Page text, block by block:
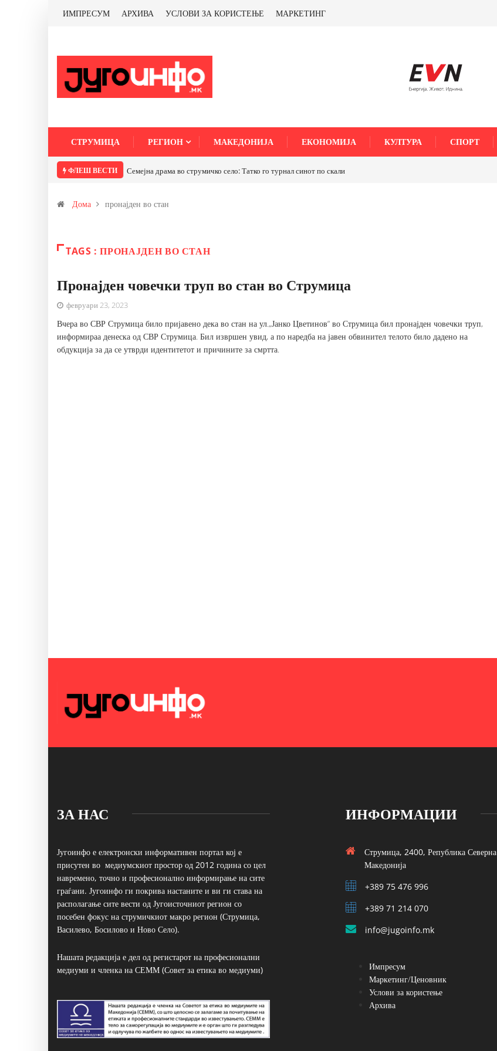
ИМПРЕСУМ АРХИВА УСЛОВИ ЗА КОРИСТЕЊЕ МАРКЕТИНГ
СТРУМИЦА РЕГИОН МАКЕДОНИЈА ЕКОНОМИЈА КУЛТУРА СПОРТ
ФЛЕШ ВЕСТИ Семејна драма во струмичко село: Татко го турнал синот по скали
Дома пронајден во стан
TAGS : ПРОНАЈДЕН ВО СТАН
Пронајден човечки труп во стан во Струмица
февруари 23, 2023
Вчера во СВР Струмица било пријавено дека во стан на ул.„Јанко Цветинов“ во Струмица бил пронајден човечки труп,
информираа денеска од СВР Струмица. Бил извршен увид, а по наредба на јавен обвинител телото било дадено на
обдукција за да се утврди идентитетот и причините за смртта.
ЗА НАС
Југоинфо е електронски информативен портал кој е
присутен во медиумскиот простор од 2012 година со цел
навремено, точно и професионално информирање на сите
граѓани. Југоинфо ги покрива настаните и ви ги става на
располагање сите вести од Југоисточниот регион со
посебен фокус на струмичкиот макро регион (Струмица,
Василево, Босилово и Ново Село).
Нашата редакција е дел од регистарот на професионални
медиуми и членка на СЕММ (Совет за етика во медиуми)
ИНФОРМАЦИИ
Струмица, 2400, Република Северна
Македонија
+389 75 476 996
+389 71 214 070
info@jugoinfo.mk
Импресум
Маркетинг/Ценовник
Услови за користење
Архива